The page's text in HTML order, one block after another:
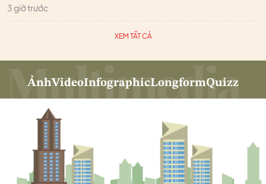
3 giờ trước
XEM TẤT CẢ
ẢnhVideoInfographicLongformQuizz